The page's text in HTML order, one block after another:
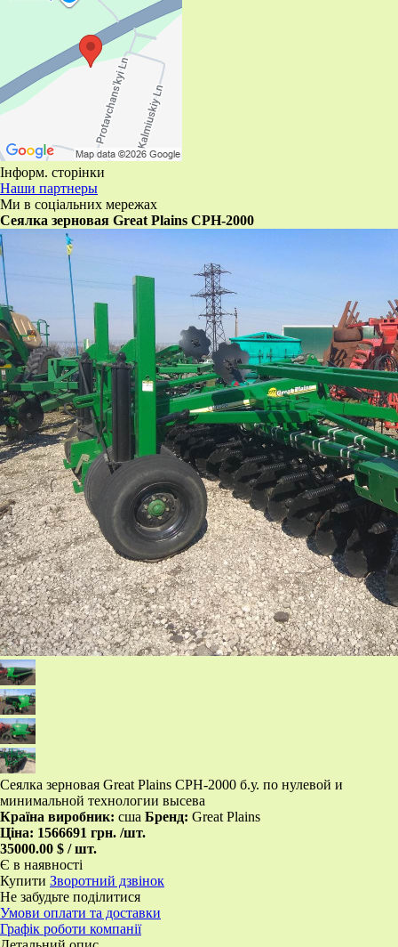
Інформ. сторінки
Наши партнеры
Ми в соціальних мережах
​Сеялка зерновая Great Plains CPH-2000
​Сеялка зерновая Great Plains CPH-2000 б.у. по нулевой и
минимальной технологии высева
Країна виробник: сша Бренд: Great Plains
Ціна: 1566691 грн. /шт.
35000.00 $ / шт.
Є в наявності
Купити Зворотний дзвінок
Не забудьте поділитися
Умови оплати та доставки
Графік роботи компанії